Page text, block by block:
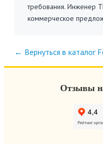
требования. Инженер
коммерческое
← Вернуться в каталог
Отзывы